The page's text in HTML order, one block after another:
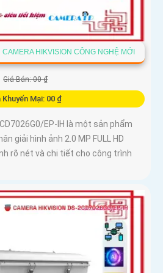
HIKVISION CÔNG NGHỆ MỚI
Giá Bán: 00 ₫
Khuyến Mại: 00 ₫
EP-IH là một sản phẩm
giải hình ảnh 2.0 MP FULL HD
rõ nét và chi tiết cho công trình